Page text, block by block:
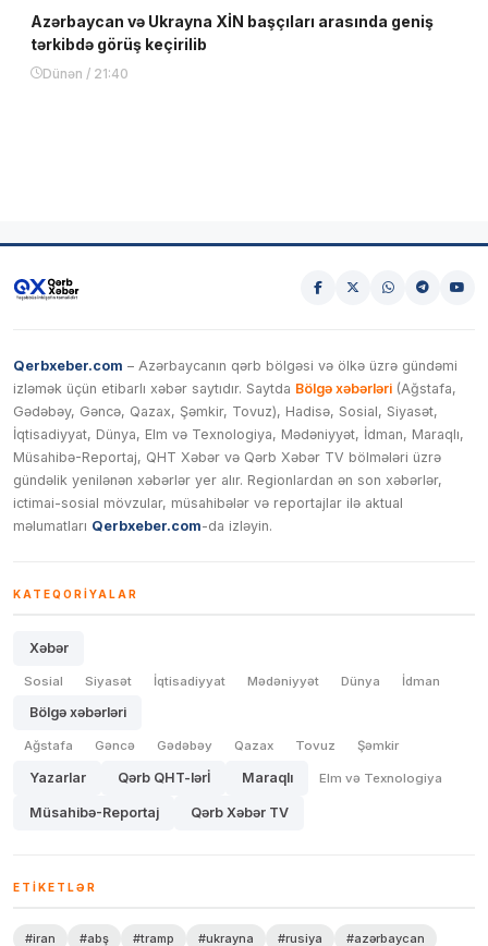
Azərbaycan və Ukrayna XİN başçıları arasında geniş
tərkibdə görüş keçirilib
Dünən / 21:40
Qerbxeber.com – Azərbaycanın qərb bölgəsi və ölkə üzrə gündəmi
izləmək üçün etibarlı xəbər saytıdır. Saytda Bölgə xəbərləri (Ağstafa,
Gədəbəy, Gəncə, Qazax, Şəmkir, Tovuz), Hadisə, Sosial, Siyasət,
İqtisadiyyat, Dünya, Elm və Texnologiya, Mədəniyyət, İdman, Maraqlı,
Müsahibə-Reportaj, QHT Xəbər və Qərb Xəbər TV bölmələri üzrə
gündəlik yenilənən xəbərlər yer alır. Regionlardan ən son xəbərlər,
ictimai-sosial mövzular, müsahibələr və reportajlar ilə aktual
məlumatları Qerbxeber.com-da izləyin.
KATEQORIYALAR
Xəbər
Sosial Siyasət İqtisadiyyat Mədəniyyət Dünya İdman
Bölgə xəbərləri
Ağstafa Gəncə Gədəbəy Qazax Tovuz Şəmkir
Yazarlar Qərb QHT-lərİ Maraqlı Elm və Texnologiya
Müsahibə-Reportaj Qərb Xəbər TV
ETIKETLƏR
#iran #abş #tramp #ukrayna #rusiya #azərbaycan